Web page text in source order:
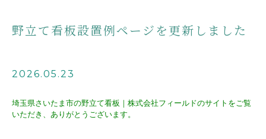
野立て看板設置例ページを更新しました
2026.05.23
埼玉県さいたま市の野立て看板｜株式会社フィールドのサイトをご覧
いただき、ありがとうございます。